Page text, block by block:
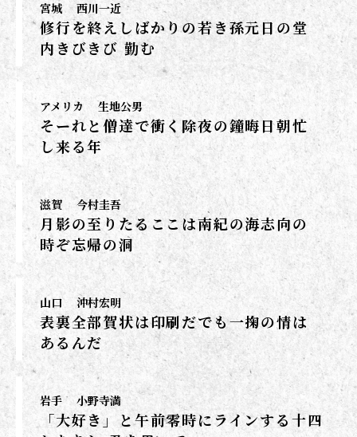
宮城 西川一近
修行を終えしばかりの若き孫元日の堂
内きびきび 勤む
アメリカ 生地公男
そーれと僧達で衝く除夜の鐘晦日朝忙
し来る年
滋賀 今村圭吾
月影の至りたるここは南紀の海志向の
時ぞ忘帰の洞
山口 沖村宏明
表裏全部賀状は印刷だでも一掬の情は
あるんだ
岩手 小野寺満
「大好き」と午前零時にラインする十四